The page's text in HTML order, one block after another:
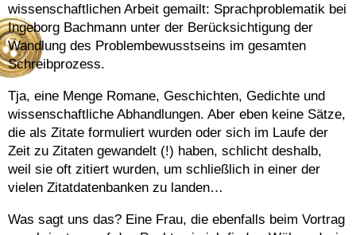
wissenschaftlichen Arbeit gemailt: Sprachproblematik bei
Ingeborg Bachmann unter der Berücksichtigung der
Wandlung des Problembewusstseins im gesamten
Schreibprozess.
Tja, eine Menge Romane, Geschichten, Gedichte und
wissenschaftliche Abhandlungen. Aber eben keine Sätze,
die als Zitate formuliert wurden oder sich im Laufe der
Zeit zu Zitaten gewandelt (!) haben, schlicht deshalb,
weil sie oft zitiert wurden, um schließlich in einer der
vielen Zitatdatenbanken zu landen…
Was sagt uns das? Eine Frau, die ebenfalls beim Vortrag